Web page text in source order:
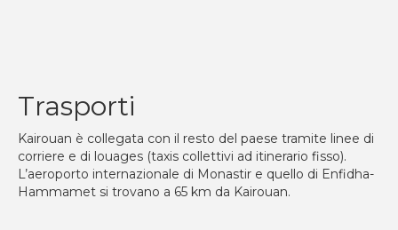
Trasporti
Kairouan è collegata con il resto del paese tramite linee di
corriere e di louages (taxis collettivi ad itinerario fisso).
L’aeroporto internazionale di Monastir e quello di Enfidha-
Hammamet si trovano a 65 km da Kairouan.